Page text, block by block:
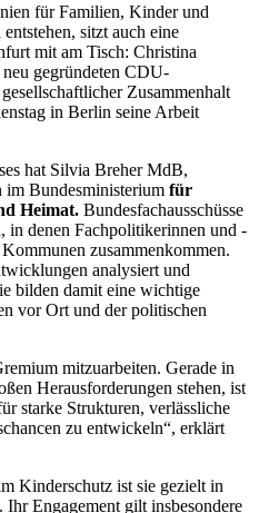
für Familien, Kinder und
sitzt auch eine
mit am Tisch: Christina
gegründeten CDU-
Zusammenhalt
in Berlin seine Arbeit
hat Silvia Breher MdB,
im Bundesministerium für
Heimat. Bundesfachausschüsse
in denen Fachpolitikerinnen und -
zusammenkommen.
analysiert und
bilden damit eine wichtige
vor Ort und der politischen
mitzuarbeiten. Gerade in
Herausforderungen stehen, ist
starke Strukturen, verlässliche
zu entwickeln“, erklärt
Kinderschutz ist sie gezielt in
Engagement gilt insbesondere